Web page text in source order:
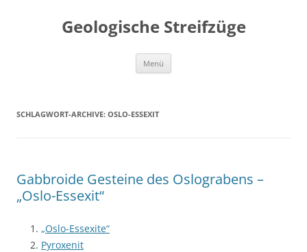
Geologische Streifzüge
Menü
SCHLAGWORT-ARCHIVE: OSLO-ESSEXIT
Gabbroide Gesteine des Oslograbens –
„Oslo-Essexit“
„Oslo-Essexite“
Pyroxenit